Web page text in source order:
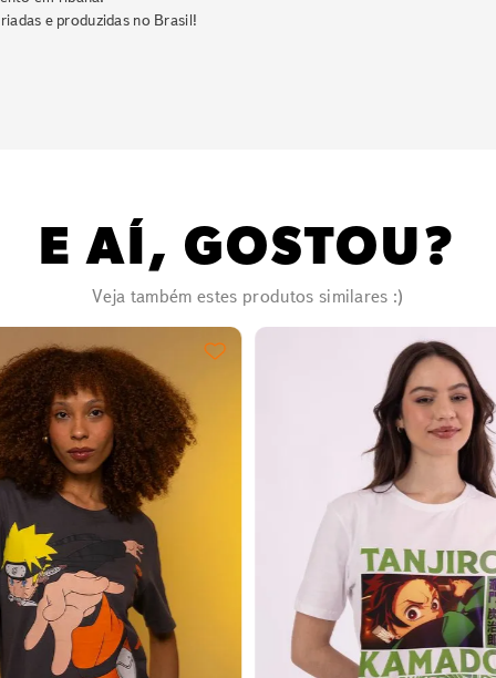
e produzidas no Brasil!
E AÍ, GOSTOU?
Veja também estes produtos similares :)